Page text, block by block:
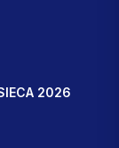
2026